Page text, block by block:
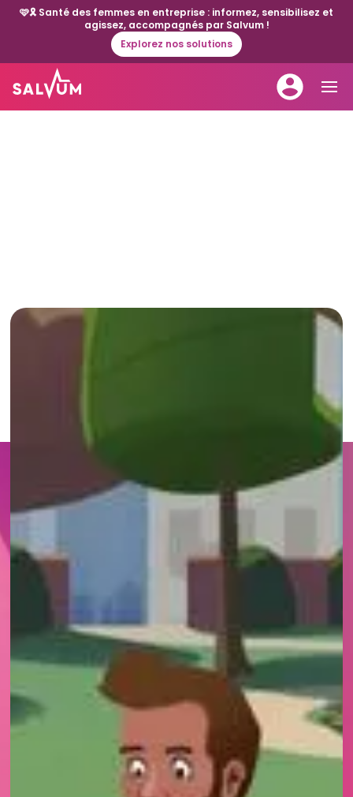
🩷🎗️ Santé des femmes en entreprise : informez, sensibilisez et
agissez, accompagnés par Salvum !
Explorez nos solutions